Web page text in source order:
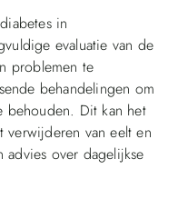
in
evaluatie van de
problemen te
behandelingen om
behouden. Dit kan het
verwijderen van eelt en
advies over dagelijkse